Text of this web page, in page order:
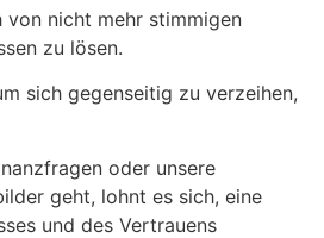
von nicht mehr stimmigen
zu lösen.
sich gegenseitig zu verzeihen,
oder unsere
geht, lohnt es sich, eine
und des Vertrauens